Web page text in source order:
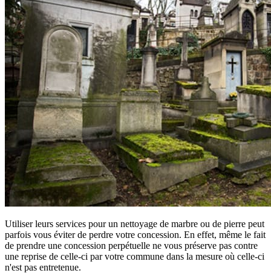
Utiliser leurs services pour un nettoyage de marbre ou de pierre peut
parfois vous éviter de perdre votre concession. En effet, même le fait
de prendre une concession perpétuelle ne vous préserve pas contre
une reprise de celle-ci par votre commune dans la mesure où celle-ci
n'est pas entretenue.